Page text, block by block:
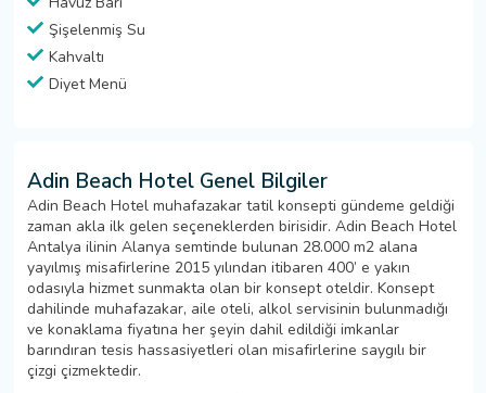
Şişelenmiş Su
Kahvaltı
Diyet Menü
Adin Beach Hotel Genel Bilgiler
Adin Beach Hotel muhafazakar tatil konsepti gündeme geldiği
zaman akla ilk gelen seçeneklerden birisidir. Adin Beach Hotel
Antalya ilinin Alanya semtinde bulunan 28.000 m2 alana
yayılmış misafirlerine 2015 yılından itibaren 400’ e yakın
odasıyla hizmet sunmakta olan bir konsept oteldir. Konsept
dahilinde muhafazakar, aile oteli, alkol servisinin bulunmadığı
ve konaklama fiyatına her şeyin dahil edildiği imkanlar
barındıran tesis hassasiyetleri olan misafirlerine saygılı bir
çizgi çizmektedir.